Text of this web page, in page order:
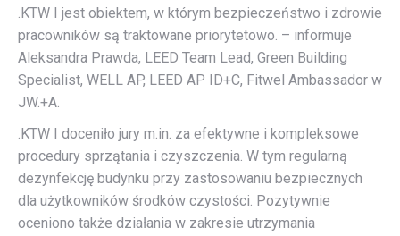
.KTW I jest obiektem, w którym bezpieczeństwo i zdrowie
pracowników są traktowane priorytetowo. – informuje
Aleksandra Prawda, LEED Team Lead, Green Building
Specialist, WELL AP, LEED AP ID+C, Fitwel Ambassador w
JW.+A.
.KTW I doceniło jury m.in. za efektywne i kompleksowe
procedury sprzątania i czyszczenia. W tym regularną
dezynfekcję budynku przy zastosowaniu bezpiecznych
dla użytkowników środków czystości. Pozytywnie
oceniono także działania w zakresie utrzymania